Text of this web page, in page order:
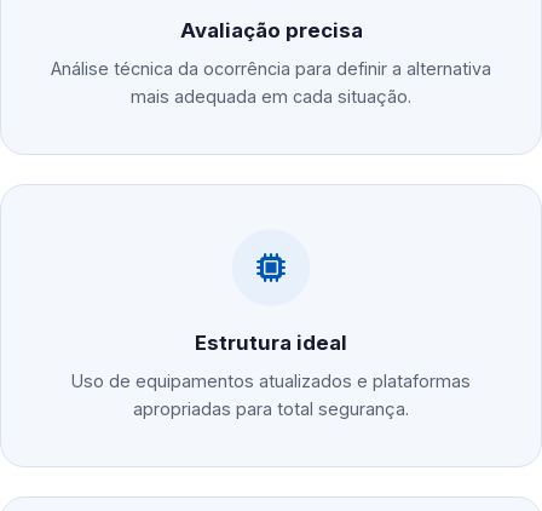
Avaliação precisa
Análise técnica da ocorrência para definir a alternativa
mais adequada em cada situação.
Estrutura ideal
Uso de equipamentos atualizados e plataformas
apropriadas para total segurança.